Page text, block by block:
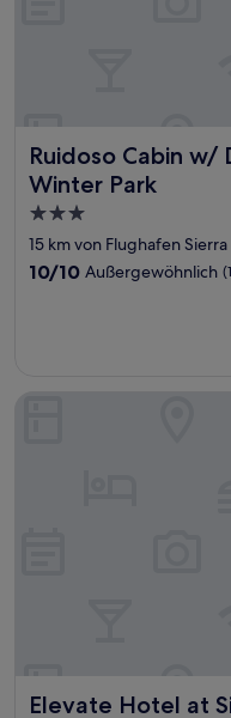
Ruidoso Cabin w/
Winter Park
Ruidoso Cabin w/
3.0-
Sterne-
Unterkunft
15 km von Flughafen
10.0
10/10 Außergewöhnlich
Elevate Hotel at
Elevate Hotel at Sierra
Elevate Hotel at Sierra